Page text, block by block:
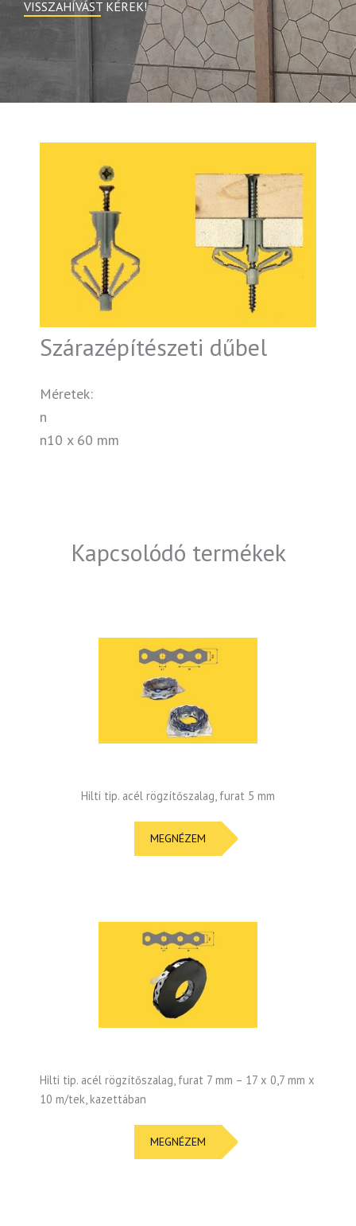
VISSZAHÍVÁST KÉREK!
Szárazépítészeti dűbel
Méretek:
n
n10 x 60 mm
Kapcsolódó termékek
Hilti tip. acél rögzítőszalag, furat 5 mm
MEGNÉZEM
Hilti tip. acél rögzítőszalag, furat 7 mm – 17 x 0,7 mm x
10 m/tek, kazettában
MEGNÉZEM